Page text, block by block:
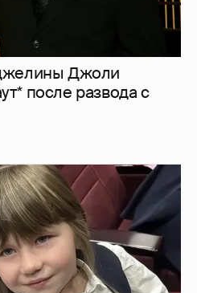
Пелагея
дочери, из-за
бывшим мужем
8